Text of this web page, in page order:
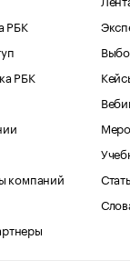
РБК
РБК
компаний